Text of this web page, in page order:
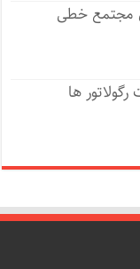
مجتمع خطی
ها